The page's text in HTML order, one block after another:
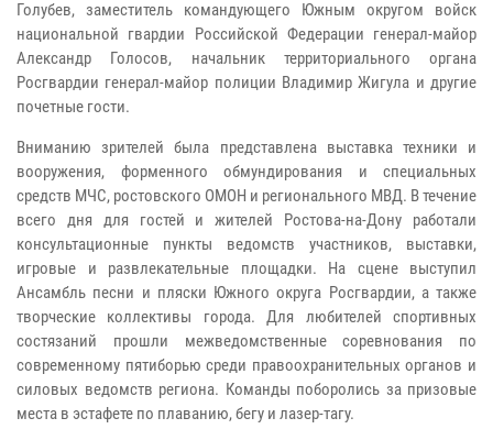
Голубев, заместитель командующего Южным округом войск
национальной гвардии Российской Федерации генерал-майор
Александр Голосов, начальник территориального органа
Росгвардии генерал-майор полиции Владимир Жигула и другие
почетные гости.
Вниманию зрителей была представлена выставка техники и
вооружения, форменного обмундирования и специальных
средств МЧС, ростовского ОМОН и регионального МВД. В течение
всего дня для гостей и жителей Ростова-на-Дону работали
консультационные пункты ведомств участников, выставки,
игровые и развлекательные площадки. На сцене выступил
Ансамбль песни и пляски Южного округа Росгвардии, а также
творческие коллективы города. Для любителей спортивных
состязаний прошли межведомственные соревнования по
современному пятиборью среди правоохранительных органов и
силовых ведомств региона. Команды поборолись за призовые
места в эстафете по плаванию, бегу и лазер-тагу.